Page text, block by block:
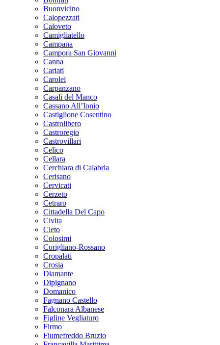
Buonvicino
Calopezzati
Caloveto
Camigliatello
Campana
Campora San Giovanni
Canna
Cariati
Carolei
Carpanzano
Casali del Manco
Cassano All’Ionio
Castiglione Cosentino
Castrolibero
Castroregio
Castrovillari
Celico
Cellara
Cerchiara di Calabria
Cerisano
Cervicati
Cerzeto
Cetraro
Cittadella Del Capo
Civita
Cleto
Colosimi
Corigliano-Rossano
Cropalati
Crosia
Diamante
Dipignano
Domanico
Fagnano Castello
Falconara Albanese
Figline Vegliaturo
Firmo
Fiumefreddo Bruzio